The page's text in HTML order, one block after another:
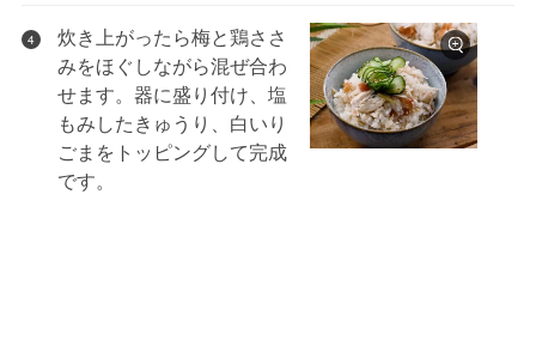
4
炊き上がったら梅と鶏ささ
みをほぐしながら混ぜ合わ
せます。器に盛り付け、塩
もみしたきゅうり、白いり
ごまをトッピングして完成
です。